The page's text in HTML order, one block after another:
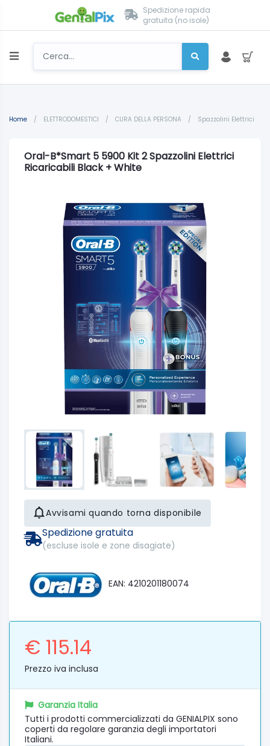
Spedizione rapida
gratuita (no isole)
Home / ELETTRODOMESTICI / CURA DELLA PERSONA / Spazzolini Elettrici
Oral-B*Smart 5 5900 Kit 2 Spazzolini Elettrici
Ricaricabili Black + White
Avvisami quando torna disponibile
Spedizione gratuita
(escluse isole e zone disagiate)
EAN: 4210201180074
€ 115.14
Prezzo iva inclusa
Garanzia Italia
Tutti i prodotti commercializzati da GENIALPIX sono
coperti da regolare garanzia degli importatori
Italiani.